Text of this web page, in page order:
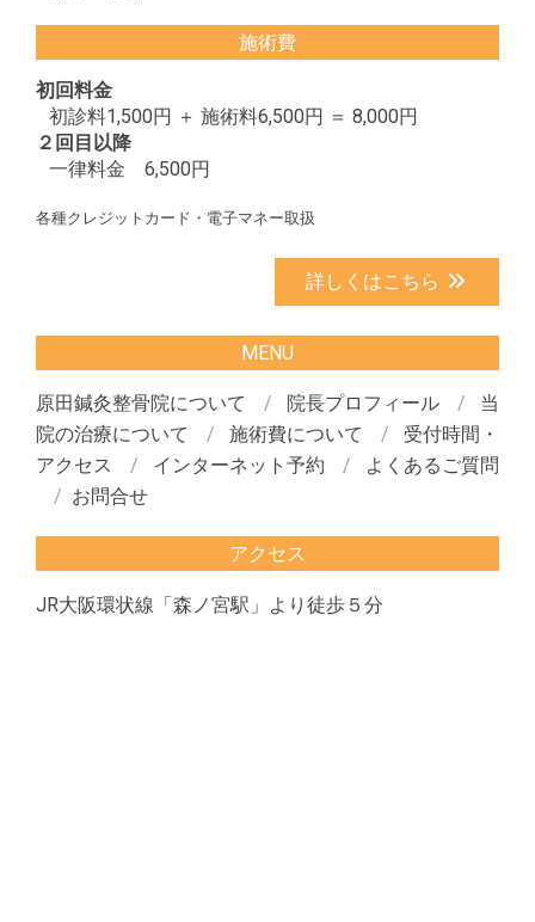
施術費
初回料金
初診料1,500円 ＋ 施術料6,500円 ＝ 8,000円
２回目以降
一律料金 6,500円
各種クレジットカード・電子マネー取扱
詳しくはこちら
MENU
原田鍼灸整骨院について 院長プロフィール
当
院の治療について
施術費について
受付時間・
アクセス
インターネット予約
よくあるご質問
お問合せ
アクセス
JR大阪環状線「森ノ宮駅」より徒歩５分